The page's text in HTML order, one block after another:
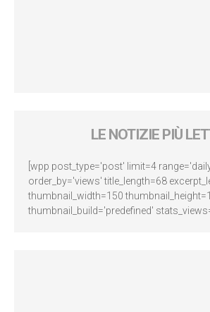
LE NOTIZIE PIÙ
[wpp post_type='post' limit=4
order_by='views' title_length=68
thumbnail_width=150
thumbnail_build='predefined'